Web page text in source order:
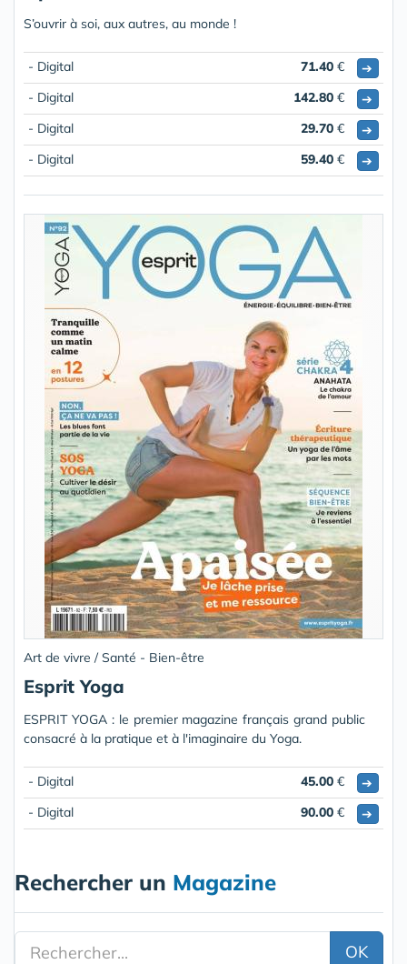
S’ouvrir à soi, aux autres, au monde !
- Digital 71.40 €
➔
- Digital
142.80 €
➔
- Digital
29.70 €
➔
- Digital
59.40 € ➔
Art de vivre / Santé - Bien-être
Esprit Yoga
ESPRIT YOGA : le premier magazine français grand public
consacré à la pratique et à l'imaginaire du Yoga.
- Digital 45.00 €
➔
- Digital
90.00 € ➔
Rechercher un Magazine
OK